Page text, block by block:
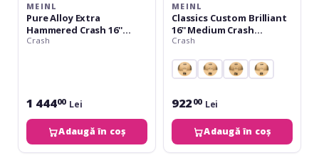
MEINL
Pure Alloy Extra
Hammered Crash 16''
PA16EHC
Crash
1 44400 Lei
Adaugă în coș
MEINL
Classics Custom Brilliant
16'' Medium Crash
CC16MC-B
Crash
92200 Lei
Adaugă în coș